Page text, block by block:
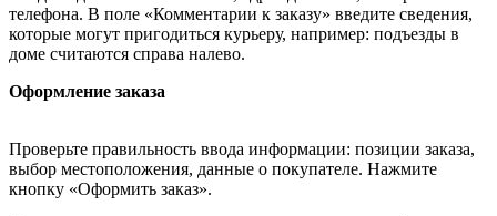
телефона. В поле «Комментарии к заказу» введите сведения,
которые могут пригодиться курьеру, например: подъезды в
доме считаются справа налево.
Оформление заказа
Проверьте правильность ввода информации: позиции заказа,
выбор местоположения, данные о покупателе. Нажмите
кнопку «Оформить заказ».